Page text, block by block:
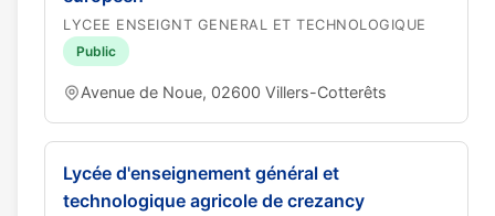
LYCEE ENSEIGNT GENERAL ET TECHNOLOGIQUE
Public
Avenue de Noue, 02600 Villers-Cotterêts
Lycée d'enseignement général et
technologique agricole de crezancy